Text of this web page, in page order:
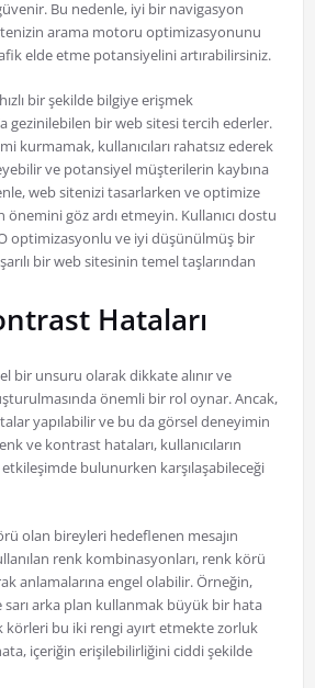
Bu nedenle, iyi bir navigasyon
arama motoru optimizasyonunu
elde etme potansiyelini artırabilirsiniz.
bir şekilde bilgiye erişmek
gezinilebilen bir web sitesi tercih ederler.
kurmamak, kullanıcıları rahatsız ederek
ve potansiyel müşterilerin kaybına
web sitenizi tasarlarken ve optimize
göz ardı etmeyin. Kullanıcı dostu
optimizasyonlu ve iyi düşünülmüş bir
bir web sitesinin temel taşlarından
Hataları
bir unsuru olarak dikkate alınır ve
önemli bir rol oynar. Ancak,
yapılabilir ve bu da görsel deneyimin
ve kontrast hataları, kullanıcıların
bulunurken karşılaşabileceği
olan bireyleri hedeflenen mesajın
renk kombinasyonları, renk körü
anlamalarına engel olabilir. Örneğin,
sarı arka plan kullanmak büyük bir hata
körleri bu iki rengi ayırt etmekte zorluk
içeriğin erişilebilirliğini ciddi şekilde